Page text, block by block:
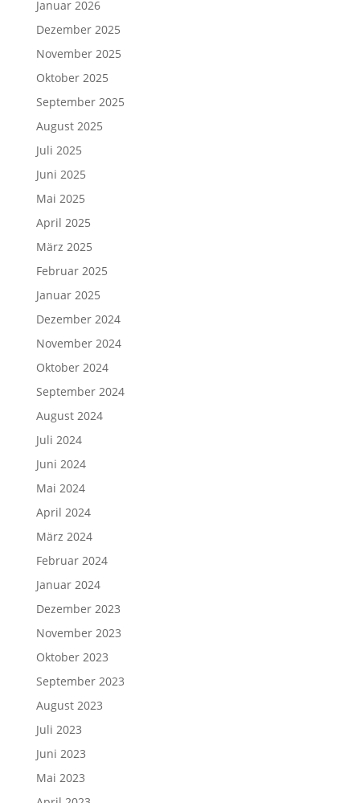
Januar 2026
Dezember 2025
November 2025
Oktober 2025
September 2025
August 2025
Juli 2025
Juni 2025
Mai 2025
April 2025
März 2025
Februar 2025
Januar 2025
Dezember 2024
November 2024
Oktober 2024
September 2024
August 2024
Juli 2024
Juni 2024
Mai 2024
April 2024
März 2024
Februar 2024
Januar 2024
Dezember 2023
November 2023
Oktober 2023
September 2023
August 2023
Juli 2023
Juni 2023
Mai 2023